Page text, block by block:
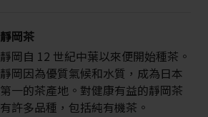
靜岡茶
靜岡自 12 世紀中葉以來便開始種茶。
靜岡因為優質氣候和水質，成為日本
第一的茶產地。對健康有益的靜岡茶
有許多品種，包括純有機茶。